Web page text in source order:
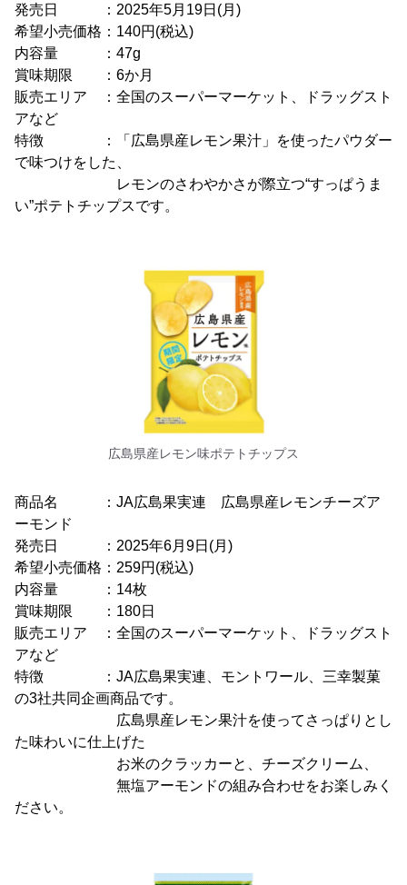
発売日 ：2025年5月19日(月)
希望小売価格：140円(税込)
内容量 ：47g
賞味期限 ：6か月
販売エリア ：全国のスーパーマーケット、ドラッグスト
アなど
特徴 ：「広島県産レモン果汁」を使ったパウダー
で味つけをした、
レモンのさわやかさが際立つ“すっぱうま
い”ポテトチップスです。
広島県産レモン味ポテトチップス
商品名 ：JA広島果実連 広島県産レモンチーズア
ーモンド
発売日 ：2025年6月9日(月)
希望小売価格：259円(税込)
内容量 ：14枚
賞味期限 ：180日
販売エリア ：全国のスーパーマーケット、ドラッグスト
アなど
特徴 ：JA広島果実連、モントワール、三幸製菓
の3社共同企画商品です。
広島県産レモン果汁を使ってさっぱりとし
た味わいに仕上げた
お米のクラッカーと、チーズクリーム、
無塩アーモンドの組み合わせをお楽しみく
ださい。